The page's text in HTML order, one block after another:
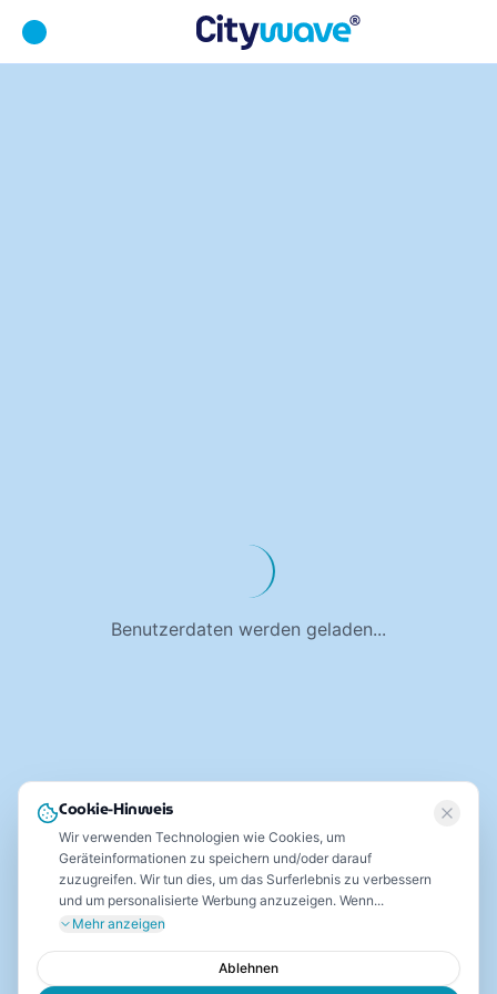
Benutzerdaten werden geladen...
Cookie-Hinweis
Wir verwenden Technologien wie Cookies, um
Geräteinformationen zu speichern und/oder darauf
zuzugreifen. Wir tun dies, um das Surferlebnis zu verbessern
und um personalisierte Werbung anzuzeigen. Wenn...
Mehr anzeigen
Ablehnen